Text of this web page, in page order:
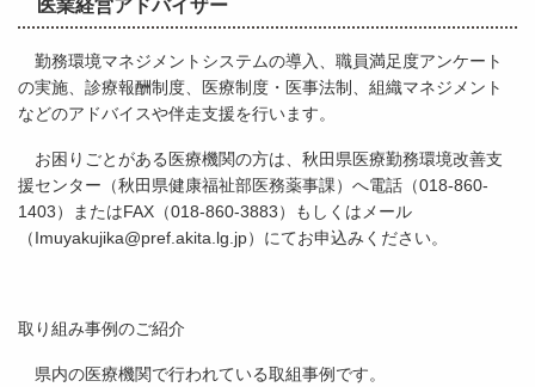
医業経営アドバイザー
勤務環境マネジメントシステムの導入、職員満足度アンケート
の実施、診療報酬制度、医療制度・医事法制、組織マネジメント
などのアドバイスや伴走支援を行います。
お困りごとがある医療機関の方は、秋田県医療勤務環境改善支
援センター（秋田県健康福祉部医務薬事課）へ電話（018-860-
1403）またはFAX（018-860-3883）もしくはメール
（Imuyakujika@pref.akita.lg.jp）にてお申込みください。
取り組み事例のご紹介
県内の医療機関で行われている取組事例です。